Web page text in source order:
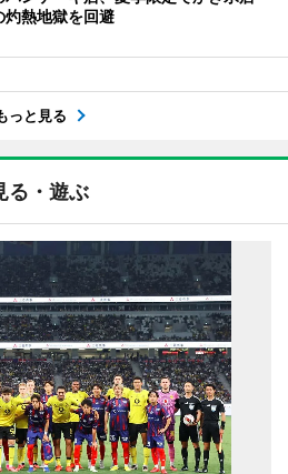
熱地獄を回避
っと見る
る・遊ぶ